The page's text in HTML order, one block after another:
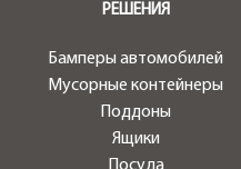
РЕШЕНИЯ
Бамперы автомобилей
Мусорные контейнеры
Поддоны
Ящики
Посуда